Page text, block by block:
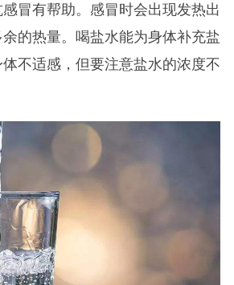
冒有帮助。感冒时会出现发热出
的热量。喝盐水能为身体补充盐
不适感，但要注意盐水的浓度不